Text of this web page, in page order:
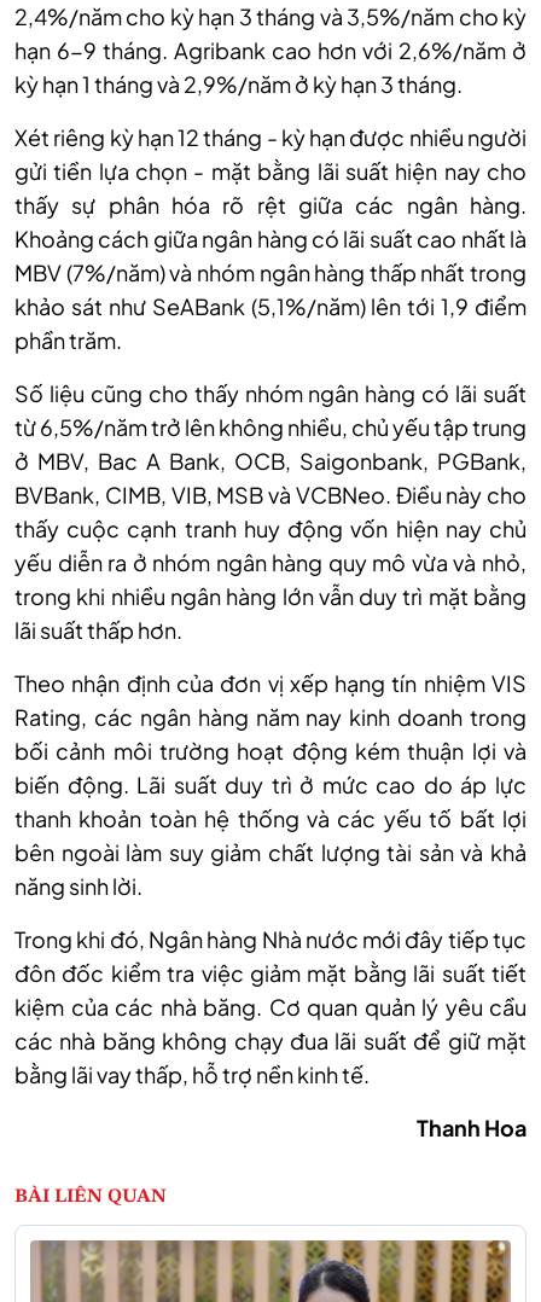
2,4%/năm cho kỳ hạn 3 tháng và 3,5%/năm cho kỳ
hạn 6-9 tháng. Agribank cao hơn với 2,6%/năm ở
kỳ hạn 1 tháng và 2,9%/năm ở kỳ hạn 3 tháng.
Xét riêng kỳ hạn 12 tháng - kỳ hạn được nhiều người
gửi tiền lựa chọn - mặt bằng lãi suất hiện nay cho
thấy sự phân hóa rõ rệt giữa các ngân hàng.
Khoảng cách giữa ngân hàng có lãi suất cao nhất là
MBV (7%/năm) và nhóm ngân hàng thấp nhất trong
khảo sát như SeABank (5,1%/năm) lên tới 1,9 điểm
phần trăm.
Số liệu cũng cho thấy nhóm ngân hàng có lãi suất
từ 6,5%/năm trở lên không nhiều, chủ yếu tập trung
ở MBV, Bac A Bank, OCB, Saigonbank, PGBank,
BVBank, CIMB, VIB, MSB và VCBNeo. Điều này cho
thấy cuộc cạnh tranh huy động vốn hiện nay chủ
yếu diễn ra ở nhóm ngân hàng quy mô vừa và nhỏ,
trong khi nhiều ngân hàng lớn vẫn duy trì mặt bằng
lãi suất thấp hơn.
Theo nhận định của đơn vị xếp hạng tín nhiệm VIS
Rating, các ngân hàng năm nay kinh doanh trong
bối cảnh môi trường hoạt động kém thuận lợi và
biến động. Lãi suất duy trì ở mức cao do áp lực
thanh khoản toàn hệ thống và các yếu tố bất lợi
bên ngoài làm suy giảm chất lượng tài sản và khả
năng sinh lời.
Trong khi đó, Ngân hàng Nhà nước mới đây tiếp tục
đôn đốc kiểm tra việc giảm mặt bằng lãi suất tiết
kiệm của các nhà băng. Cơ quan quản lý yêu cầu
các nhà băng không chạy đua lãi suất để giữ mặt
bằng lãi vay thấp, hỗ trợ nền kinh tế.
Thanh Hoa
BÀI LIÊN QUAN